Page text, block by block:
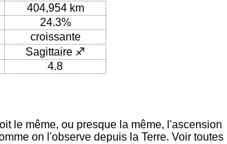
404,954 km
24.3%
croissante
Sagittaire ♐
4.8
le même, ou presque la même, l'ascension
on l'observe depuis la Terre. Voir toutes